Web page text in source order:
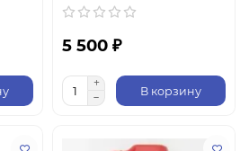
5 500 ₽
В корзину